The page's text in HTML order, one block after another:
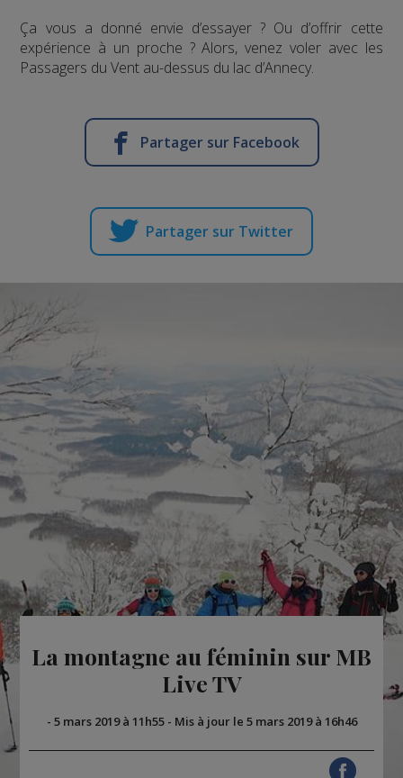
Ça vous a donné envie d’essayer ? Ou d’offrir cette
expérience à un proche ? Alors, venez voler avec les
Passagers du Vent au-dessus du lac d’Annecy.
Partager sur Facebook
Partager sur Twitter
La montagne au féminin sur MB
Live TV
- 5 mars 2019 à 11h55- Mis à jour le 5 mars 2019 à 16h46